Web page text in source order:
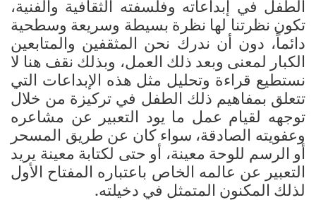
الطفل في إبداعاته وفلسفته الثقافية والفنية،
تكون نظرتنا لها نظرة بسيطة وسريعة وسطحية
دائماً، دون أن ندرك نحن المثقفين والمتابعين
الكبار لمعنى وبعد ذلك العمل، وبذلك نقف هنا لا
نستطيع قراءة وتحليل مثل هذه الإبداعات التي
تتعلق بمفاهيم ذلك الطفل في تركيزة من خلال
توجهه لقيام عمل ما يود التعبير عن مشاعره
وعفويته الصادقة، سواء كان عن طريق المسحر
أو الرسم للوحة معينة، أو حتى لكتابة معينة يريد
التعبير عن عالمه الخاص باعتباره المفتاح الأول
لذلك المكنون المتمثل في دخيلته.